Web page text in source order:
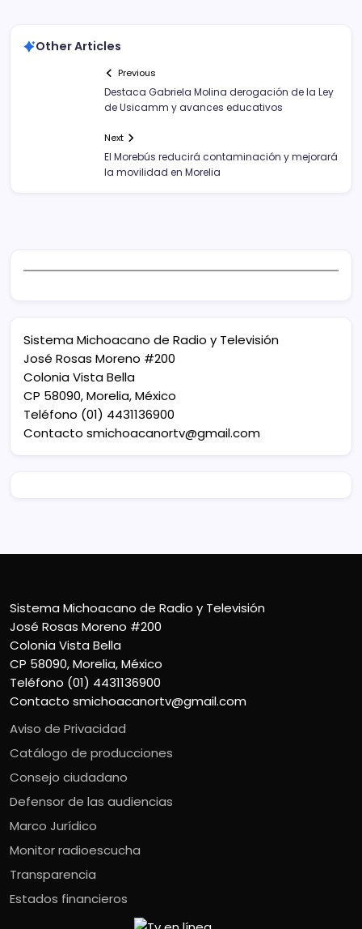
Other Articles
Previous
Destaca Gabriela Molina derogación de la Ley
de Usicamm y avances educativos
Next
El Morebús reducirá contaminación y mejorará
la movilidad en Morelia
Sistema Michoacano de Radio y Televisión
José Rosas Moreno #200
Colonia Vista Bella
CP 58090, Morelia, México
Teléfono (01) 4431136900
Contacto smichoacanortv@gmail.com
Sistema Michoacano de Radio y Televisión
José Rosas Moreno #200
Colonia Vista Bella
CP 58090, Morelia, México
Teléfono (01) 4431136900
Contacto smichoacanortv@gmail.com
Aviso de Privacidad
Catálogo de producciones
Consejo ciudadano
Defensor de las audiencias
Marco Jurídico
Monitor radioescucha
Transparencia
Estados financieros